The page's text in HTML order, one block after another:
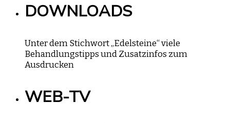
DOWNLOADS
Unter dem Stichwort „Edelsteine“ viele
Behandlungstipps und Zusatzinfos zum
Ausdrucken
WEB-TV